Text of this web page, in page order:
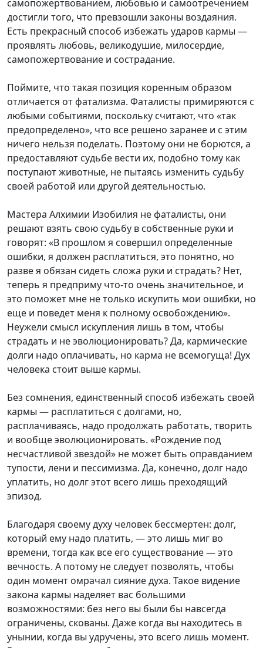
самопожертвованием, любовью и самоотречением
достигли того, что превзошли законы воздаяния.
Есть прекрасный способ избежать ударов кармы —
проявлять любовь, великодушие, милосердие,
самопожертвование и сострадание.
Поймите, что такая позиция коренным образом
отличается от фатализма. Фаталисты примиряются с
любыми событиями, поскольку считают, что «так
предопределено», что все решено заранее и с этим
ничего нельзя поделать. Поэтому они не борются, а
предоставляют судьбе вести их, подобно тому как
поступают животные, не пытаясь изменить судьбу
своей работой или другой деятельностью.
Мастера Алхимии Изобилия не фаталисты, они
решают взять свою судьбу в собственные руки и
говорят: «В прошлом я совершил определенные
ошибки, я должен расплатиться, это понятно, но
разве я обязан сидеть сложа руки и страдать? Нет,
теперь я предприму что-то очень значительное, и
это поможет мне не только искупить мои ошибки, но
еще и поведет меня к полному освобождению».
Неужели смысл искупления лишь в том, чтобы
страдать и не эволюционировать? Да, кармические
долги надо оплачивать, но карма не всемогуща! Дух
человека стоит выше кармы.
Без сомнения, единственный способ избежать своей
кармы — расплатиться с долгами, но,
расплачиваясь, надо продолжать работать, творить
и вообще эволюционировать. «Рождение под
несчастливой звездой» не может быть оправданием
тупости, лени и пессимизма. Да, конечно, долг надо
уплатить, но долг этот всего лишь преходящий
эпизод.
Благодаря своему духу человек бессмертен: долг,
который ему надо платить, — это лишь миг во
времени, тогда как все его существование — это
вечность. А потому не следует позволять, чтобы
один момент омрачал сияние духа. Такое видение
закона кармы наделяет вас большими
возможностями: без него вы были бы навсегда
ограничены, скованы. Даже когда вы находитесь в
унынии, когда вы удручены, это всего лишь момент.